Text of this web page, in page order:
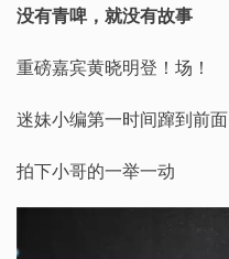
没有青啤，就没有故事
重磅嘉宾黄晓明登！场！
迷妹小编第一时间蹿到前面
拍下小哥的一举一动